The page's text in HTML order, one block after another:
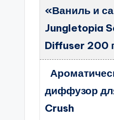
«Ваниль и
Jungletopia
Diffuser 200
диффузор
Crush